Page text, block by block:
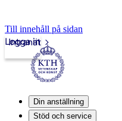
Till innehåll på sidan
Intranät
Logga in
Din anställning
Stöd och service